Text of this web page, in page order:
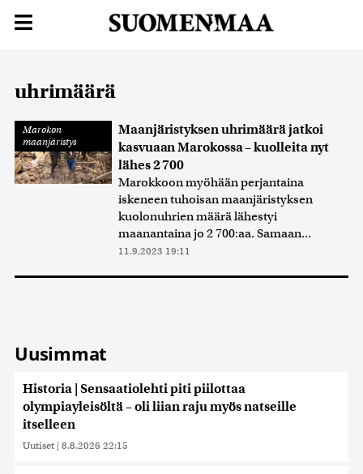
uhrimäärä
Marokon
maanjäristys
Maanjäristyksen uhrimäärä jatkoi
kasvuaan Marokossa – kuolleita nyt
lähes 2 700
Marokkoon myöhään perjantaina
iskeneen tuhoisan maanjäristyksen
kuolonuhrien määrä lähestyi
maanantaina jo 2 700:aa. Samaan...
11.9.2023 19:11
Uusimmat
Historia | Sensaatiolehti piti piilottaa
olympiayleisöltä – oli liian raju myös natseille
itselleen
Uutiset | 8.8.2026 22:15